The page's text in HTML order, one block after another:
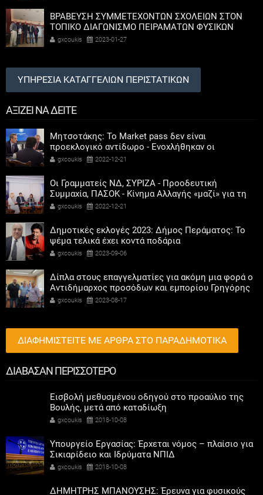
ΒΡΑΒΕΥΣΗ ΣΥΜΜΕΤΕΧΟΝΤΩΝ ΣΧΟΛΕΙΩΝ ΣΤΟΝ
ΤΟΠΙΚΟ ΔΙΑΓΩΝΙΣΜΟ ΠΕΙΡΑΜΑΤΩΝ ΦΥΣΙΚΩΝ
ΕΠΙΣΤΗΜΩΝ
gxcoukis 2023-01-27
ΥΠΗΡΕΣΙΑ ΚΑΤΑΓΓΕΛΙΩΝ ΠΕΡΙΣΤΑΤΙΚΩΝ
ΑΞΙΖΕΙ ΝΑ ΔΕΙΤΕ
Μητσοτάκης: Το Market pass δεν είναι
προεκλογικό αντίδωρο - Ενοχλήθηκαν οι
αριστεροί του χαβιαριού
gxcoukis 2022-12-21
Οι Γραμματείς ΝΔ, ΣΥΡΙΖΑ - Προοδευτική
Συμμαχία, ΠΑΣΟΚ - Κίνημα Αλλαγής «μαζί» για τη
συμμετοχή των γυναικών στην πολιτική
gxcoukis 2022-12-21
Δημοτικές εκλογές 2023: Δήμος Περάματος: Το
ψέμα τελικά έχει κοντά ποδάρια
gxcoukis 2023-09-06
Δίπλα στους επαγγελματίες για ακόμη μια φορά ο
Αντιδήμαρχος προσόδων και εμπορίου Γρηγόρης
Καψοκόλης
gxcoukis 2023-08-17
ΔΙΑΦΗΜΙΣΤΕΙΤΕ ΜΕ ΑΡΘΡΑ ΣΤΟ ΠΑΡΑΔΗΜΟΤΙΚΑ
ΔΙΑΒΑΣΑΝ ΠΕΡΙΣΣΟΤΕΡΟ
Εισβολή μεθυσμένου οδηγού στο προαύλιο της
Βουλής, μετά από καταδίωξη
gxcoukis 2018-10-08
Υπουργείο Εργασίας: Έρχεται νόμος – πλαίσιο για
Σικιαρίδειο και Ιδρύματα ΝΠΙΔ
gxcoukis 2018-10-08
ΔΗΜΗΤΡΗΣ ΜΠΑΝΟΥΣΗΣ: Έρευνα για φυσικούς